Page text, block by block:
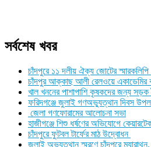
সর্বশেষ খবর
চাঁদপুরে ১১ দলীয় ঐক্য জোটের স্মারকলিপি
চাঁদপুর আক্কাছ আলী রেলওয়ে একাডেমির
খাল খননের পাশাপাশি কৃষকদের জন্য সড়ক
ফরিদগঞ্জে জুলাই গণঅভ্যুত্থান দিবস
জেলা গণফোরামের আলোচনা সভা
হাজীগঞ্জে শিশু ধর্ষণের অভিযোগে
চাঁদপুরে ফুটবল টার্ফের মাঠ উদ্বোধন
জুলাই অভ্যুত্থান স্মরণে চাঁদপুরে